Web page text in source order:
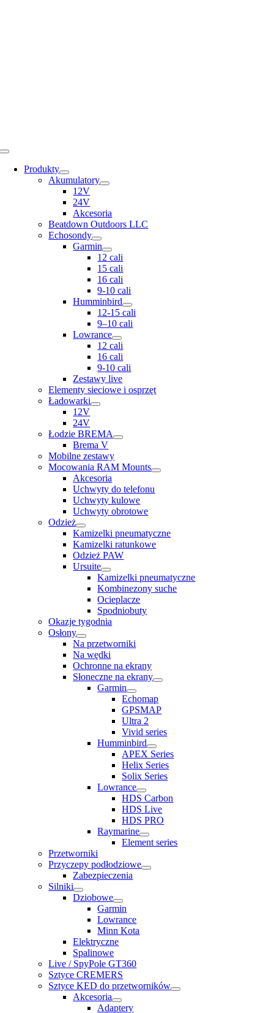
Toggle
NavigationProdukty
Akumulatory
12V
24V
Akcesoria
Beatdown Outdoors LLC
Echosondy
Garmin
12 cali
15 cali
16 cali
9-10 cali
Humminbird
12-15 cali
9–10 cali
Lowrance
12 cali
16 cali
9-10 cali
Zestawy live
Elementy sieciowe i osprzęt
Ładowarki
12V
24V
Łodzie BREMA
Brema V
Mobilne zestawy
Mocowania RAM Mounts
Akcesoria
Uchwyty do telefonu
Uchwyty kulowe
Uchwyty obrotowe
Odzież
Kamizelki pneumatyczne
Kamizelki ratunkowe
Odzież PAW
Ursuite
Kamizelki pneumatyczne
Kombinezony suche
Ocieplacze
Spodniobuty
Okazje tygodnia
Osłony
Na przetworniki
Na wędki
Ochronne na ekrany
Słoneczne na ekrany
Garmin
Echomap
GPSMAP
Ultra 2
Vivid series
Humminbird
APEX Series
Helix Series
Solix Series
Lowrance
HDS Carbon
HDS Live
HDS PRO
Raymarine
Element series
Przetworniki
Przyczepy podłodziowe
Zabezpieczenia
Silniki
Dziobowe
Garmin
Lowrance
Minn Kota
Elektryczne
Spalinowe
Live / SpyPole GT360
Sztyce CREMERS
Sztyce KED do przetworników
Akcesoria
Adaptery